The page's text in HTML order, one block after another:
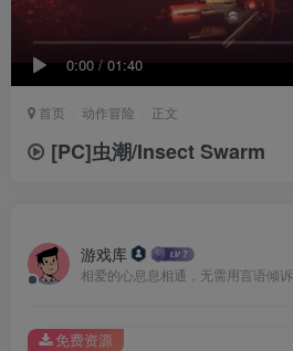
0:00 / 01:40
首页 动作冒险 正文
[PC]虫潮/Insect Swarm
游戏库
相爱的心息息相通，无需用言语倾诉
免费资源